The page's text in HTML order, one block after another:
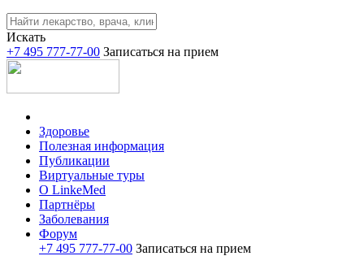
Искать
+7 495 777-77-00 Записаться на прием
Здоровье
Полезная информация
Публикации
Виртуальные туры
О LinkeMed
Партнёры
Заболевания
Форум
+7 495 777-77-00 Записаться на прием